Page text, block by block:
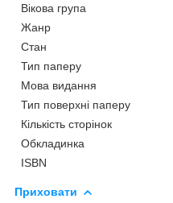
Вікова група
Жанр
Стан
Тип паперу
Мова видання
Тип поверхні паперу
Кількість сторінок
Обкладинка
ISBN
Приховати